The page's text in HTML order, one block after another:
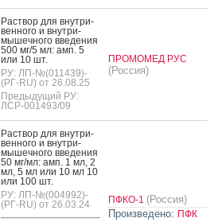
Рас­твор для внут­ри­
вен­но­го и внут­ри­
мышеч­но­го вве­дения
500 мг/5 мл: амп. 5
или 10 шт.
РУ: ЛП-№(011439)-
(РГ-RU) от 26.08.25
Предыдущий РУ:
ЛСР-001493/09
ПРОМОМЕД РУС
(Россия)
Рас­твор для внут­ри­
вен­но­го и внут­ри­
мышеч­но­го вве­дения
50 мг/мл: амп. 1 мл, 2
мл, 5 мл или 10 мл 10
или 100 шт.
РУ: ЛП-№(004992)-
(РГ-RU) от 26.03.24
ПФКО-1 (Россия)
Произведено: ПФК